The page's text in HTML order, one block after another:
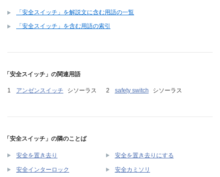
「安全スイッチ」を解説文に含む用語の一覧
「安全スイッチ」を含む用語の索引
「安全スイッチ」の関連用語
アンゼンスイッチ シソーラス safety switch シソーラス
「安全スイッチ」の隣のことば
安全を置き去り 安全を置き去りにする
安全インターロック 安全カミソリ